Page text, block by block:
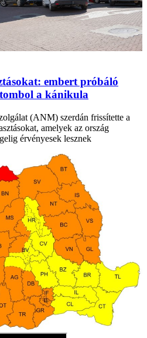
embert próbáló
a kánikula
(ANM) szerdán frissítette a
amelyek az ország
érvényesek lesznek